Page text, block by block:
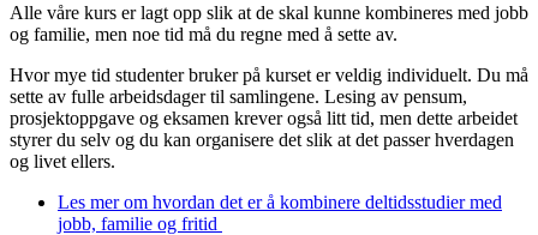
Alle våre kurs er lagt opp slik at de skal kunne kombineres med jobb
og familie, men noe tid må du regne med å sette av.
Hvor mye tid studenter bruker på kurset er veldig individuelt. Du må
sette av fulle arbeidsdager til samlingene. Lesing av pensum,
prosjektoppgave og eksamen krever også litt tid, men dette arbeidet
styrer du selv og du kan organisere det slik at det passer hverdagen
og livet ellers.
Les mer om hvordan det er å kombinere deltidsstudier med
jobb, familie og fritid